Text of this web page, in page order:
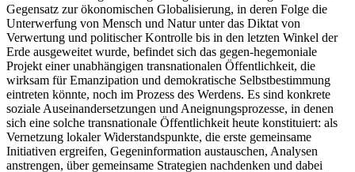
Gegensatz zur ökonomischen Globalisierung, in deren Folge die
Unterwerfung von Mensch und Natur unter das Diktat von
Verwertung und politischer Kontrolle bis in den letzten Winkel der
Erde ausgeweitet wurde, befindet sich das gegen-hegemoniale
Projekt einer unabhängigen transnationalen Öffentlichkeit, die
wirksam für Emanzipation und demokratische Selbstbestimmung
eintreten könnte, noch im Prozess des Werdens. Es sind konkrete
soziale Auseinandersetzungen und Aneignungsprozesse, in denen
sich eine solche transnationale Öffentlichkeit heute konstituiert: als
Vernetzung lokaler Widerstandspunkte, die erste gemeinsame
Initiativen ergreifen, Gegeninformation austauschen, Analysen
anstrengen, über gemeinsame Strategien nachdenken und dabei